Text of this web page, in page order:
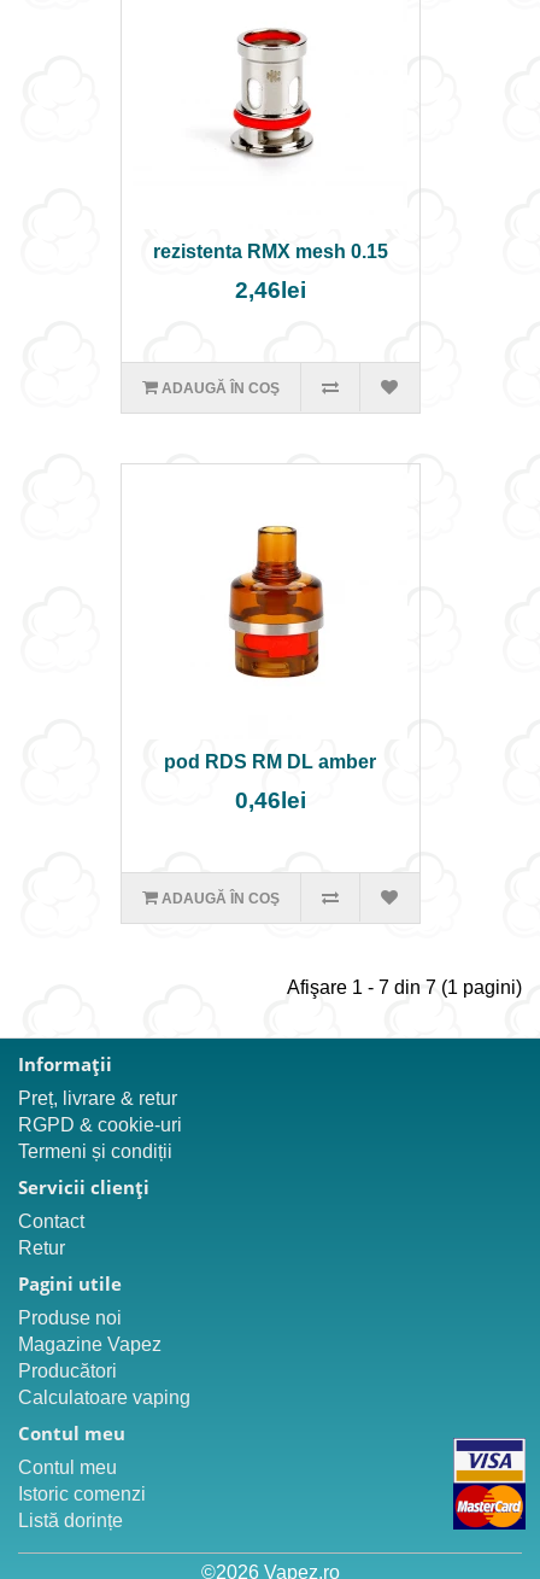
rezistenta RMX mesh 0.15
2,46lei
ADAUGĂ ÎN COŞ
pod RDS RM DL amber
0,46lei
ADAUGĂ ÎN COŞ
Afişare 1 - 7 din 7 (1 pagini)
Informaţii
Preț, livrare & retur
RGPD & cookie-uri
Termeni și condiții
Servicii clienţi
Contact
Retur
Pagini utile
Produse noi
Magazine Vapez
Producători
Calculatoare vaping
Contul meu
Contul meu
Istoric comenzi
Listă dorințe
©2026 Vapez.ro